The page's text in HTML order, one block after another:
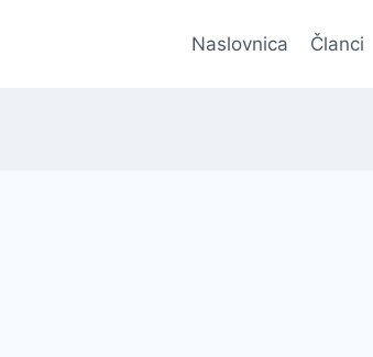
Naslovnica Članci